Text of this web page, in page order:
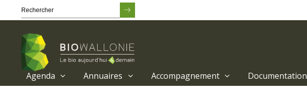
Agenda Annuaires Accompagnement Documentation